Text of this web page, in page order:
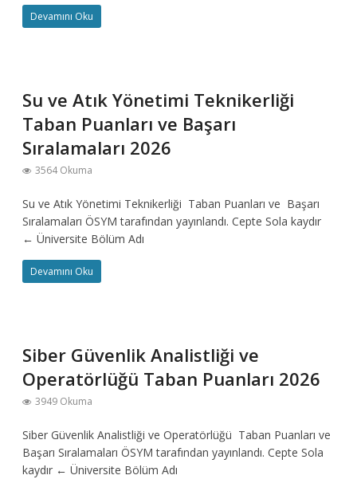
Devamını Oku
Su ve Atık Yönetimi Teknikerliği
Taban Puanları ve Başarı
Sıralamaları 2026
3564 Okuma
Su ve Atık Yönetimi Teknikerliği Taban Puanları ve Başarı
Sıralamaları ÖSYM tarafından yayınlandı. Cepte Sola kaydır
← Üniversite Bölüm Adı
Devamını Oku
Siber Güvenlik Analistliği ve
Operatörlüğü Taban Puanları 2026
3949 Okuma
Siber Güvenlik Analistliği ve Operatörlüğü Taban Puanları ve
Başarı Sıralamaları ÖSYM tarafından yayınlandı. Cepte Sola
kaydır ← Üniversite Bölüm Adı